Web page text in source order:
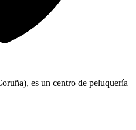
es un centro de peluquería